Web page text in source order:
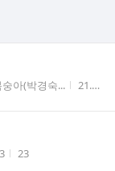
성자
숭아(박경숙... 작성시
21.07.13
조회수
23